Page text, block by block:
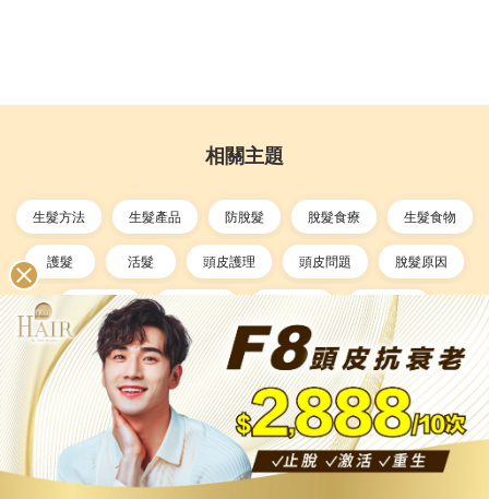
相關主題
生髮方法 生髮產品 防脫髮 脫髮食療 生髮食物
護髮 活髮 頭皮護理 頭皮問題 脫髮原因
脫髮先兆 毛囊健康 脫髮治療 脫髮類型
甩頭髮症狀 增髮